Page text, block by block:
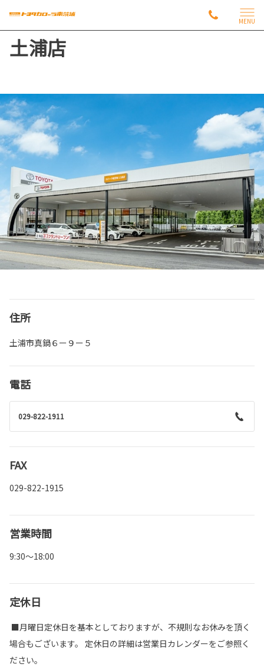
MENU
土浦店
住所
土浦市真鍋６ー９ー５
電話
029-822-1911
FAX
029-822-1915
営業時間
9:30～18:00
定休日
■月曜日定休日を基本としておりますが、不規則なお休みを頂く
場合もございます。 定休日の詳細は営業日カレンダーをご参照く
ださい。